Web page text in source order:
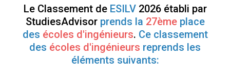
Le Classement de ESILV2026 établi par
StudiesAdvisor prends la 27èmeplace
des écoles d'ingénieurs. Ce classement
des écoles d'ingénieurs reprends les
éléments suivants: